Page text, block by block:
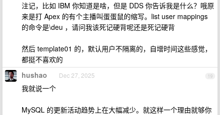
注记，比如 IBM 你知道是啥，但是 DDS 你告诉我是什么？哦原
来是打 Apex 的有个主播叫蛋蛋鼠的缩写。list user mappings
的命令是\deu ，请问我该死记硬背呢还是死记硬背
然后 template01 的，默认用户不隔离的，自增时间这些感觉，
都挺不喜欢的
19
hushao Dec 27, 2025
我就说一个
MySQL 的更新活动趋势上在大幅减少。就这样一个理由就够你